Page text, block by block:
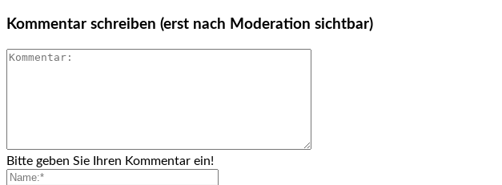
Kommentar schreiben (erst nach Moderation sichtbar)
Bitte geben Sie Ihren Kommentar ein!